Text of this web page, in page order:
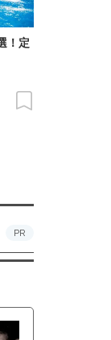
！定
PR